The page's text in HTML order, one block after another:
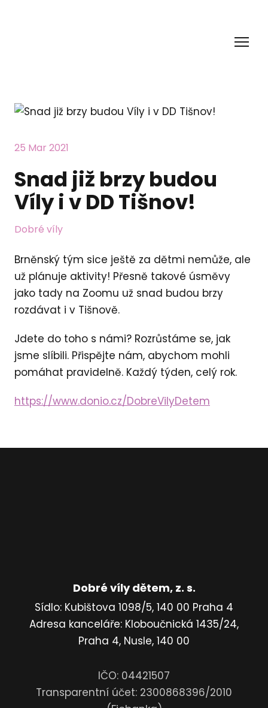
25 Mar 2021
Snad již brzy budou
Víly i v DD Tišnov!
Dobré víly
Brněnský tým sice ještě za dětmi nemůže, ale
už plánuje aktivity! Přesně takové úsměvy
jako tady na Zoomu už snad budou brzy
rozdávat i v Tišnově.
Jdete do toho s námi? Rozrůstáme se, jak
jsme slíbili. Přispějte nám, abychom mohli
pomáhat pravidelně. Každý týden, celý rok.
https://www.donio.cz/DobreVilyDetem
Dobré víly dětem, z. s.
Sídlo: Kubištova 1098/5, 140 00 Praha 4
Adresa kanceláře: Kloboučnická 1435/24,
Praha 4, Nusle, 140 00
IČO: 04421507
Transparentní účet: 2300868396/2010